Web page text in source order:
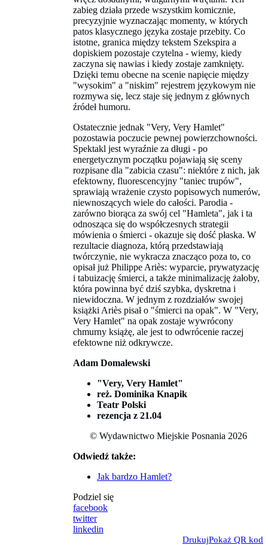
zabieg działa przede wszystkim komicznie,
precyzyjnie wyznaczając momenty, w których
patos klasycznego języka zostaje przebity. Co
istotne, granica między tekstem Szekspira a
dopiskiem pozostaje czytelna - wiemy, kiedy
zaczyna się nawias i kiedy zostaje zamknięty.
Dzięki temu obecne na scenie napięcie między
"wysokim" a "niskim" rejestrem językowym nie
rozmywa się, lecz staje się jednym z głównych
źródeł humoru.
Ostatecznie jednak "Very, Very Hamlet"
pozostawia poczucie pewnej powierzchowności.
Spektakl jest wyraźnie za długi - po
energetycznym początku pojawiają się sceny
rozpisane dla "zabicia czasu": niektóre z nich, jak
efektowny, fluorescencyjny "taniec trupów",
sprawiają wrażenie czysto popisowych numerów,
niewnoszących wiele do całości. Parodia -
zarówno biorąca za swój cel "Hamleta", jak i ta
odnosząca się do współczesnych strategii
mówienia o śmierci - okazuje się dość płaska. W
rezultacie diagnoza, którą przedstawiają
twórczynie, nie wykracza znacząco poza to, co
opisał już Philippe Ariès: wyparcie, prywatyzację
i tabuizację śmierci, a także minimalizację żałoby,
która powinna być dziś szybka, dyskretna i
niewidoczna. W jednym z rozdziałów swojej
książki Ariès pisał o "śmierci na opak". W "Very,
Very Hamlet" na opak zostaje wywrócony
chmurny książę, ale jest to odwrócenie raczej
efektowne niż odkrywcze.
Adam Domalewski
"Very, Very Hamlet"
reż. Dominika Knapik
Teatr Polski
rezencja z 21.04
© Wydawnictwo Miejskie Posnania 2026
Odwiedź także:
Jak bardzo Hamlet?
Podziel się
facebook
twitter
linkedin
DrukujPokaż QR kod